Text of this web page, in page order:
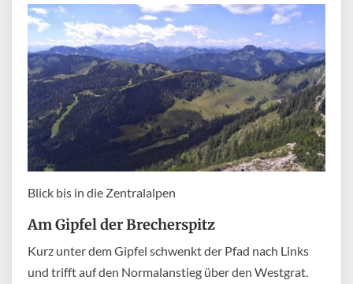
Blick bis in die Zentralalpen
Am Gipfel der Brecherspitz
Kurz unter dem Gipfel schwenkt der Pfad nach Links
und trifft auf den Normalanstieg über den Westgrat.